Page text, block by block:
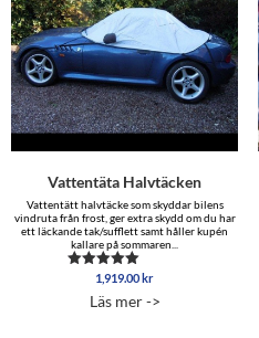
Vattentäta Halvtäcken
Vattentätt halvtäcke som skyddar bilens
vindruta från frost, ger extra skydd om du har
ett läckande tak/sufflett samt håller kupén
kallare på sommaren...
Betygsatt
av 5
1,919.00kr
Läs mer ->